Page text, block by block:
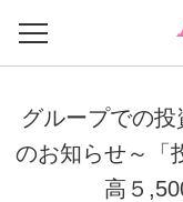
グループでの
のお知らせ～「
高５